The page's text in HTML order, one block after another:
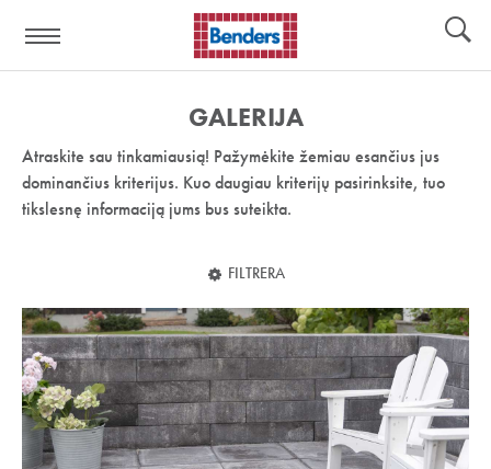
nuoroda:
GALERIJA
Atraskite sau tinkamiausią! Pažymėkite žemiau esančius jus
dominančius kriterijus. Kuo daugiau kriterijų pasirinksite, tuo
tikslesnę informaciją jums bus suteikta.
FILTRERA